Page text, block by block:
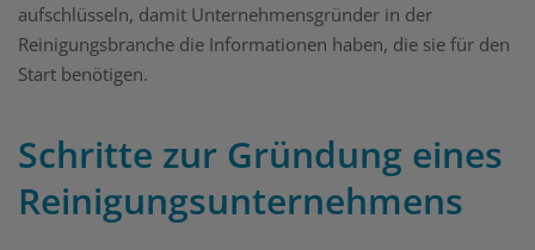
aufschlüsseln, damit Unternehmensgründer in der
Reinigungsbranche die Informationen haben, die sie für den
Start benötigen.
Schritte zur Gründung eines
Reinigungsunternehmens